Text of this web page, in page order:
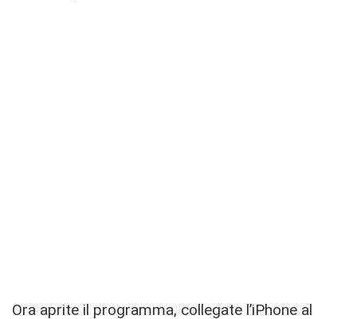
Ora aprite il programma, collegate l’iPhone al